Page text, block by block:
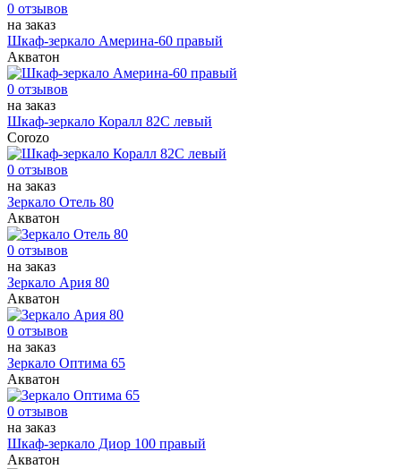
0 отзывов
на заказ
Шкаф-зеркало Америна-60 правый
Акватон
0 отзывов
на заказ
Шкаф-зеркало Коралл 82С левый
Corozo
0 отзывов
на заказ
Зеркало Отель 80
Акватон
0 отзывов
на заказ
Зеркало Ария 80
Акватон
0 отзывов
на заказ
Зеркало Оптима 65
Акватон
0 отзывов
на заказ
Шкаф-зеркало Диор 100 правый
Акватон